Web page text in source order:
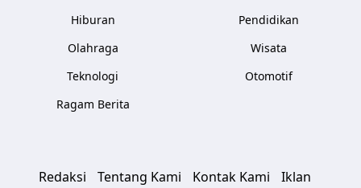
Hiburan
Olahraga
Teknologi
Ragam Berita
Pendidikan
Wisata
Otomotif
Redaksi Tentang Kami Kontak Kami Iklan